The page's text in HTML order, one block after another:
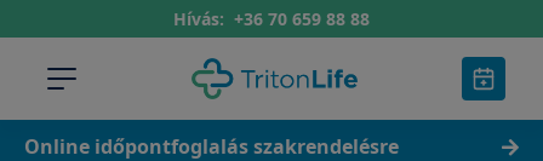
Hívás: +36 70 659 88 88
Online időpontfoglalás szakrendelésre